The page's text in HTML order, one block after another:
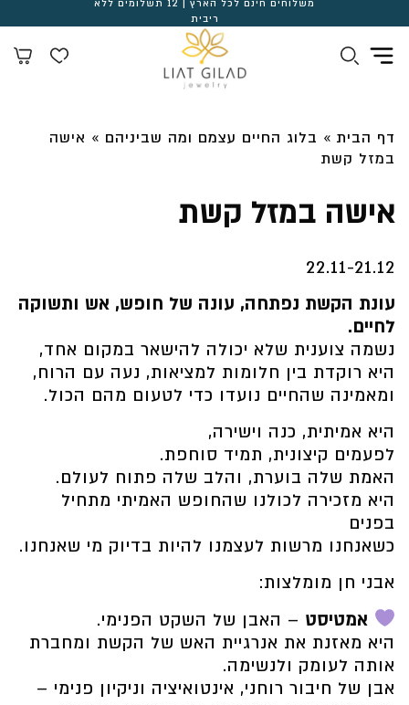
משלוחים חינם לכל הארץ | 12 תשלומים ללא
ריבית
דף הבית » בלוג החיים עצמם ומה שביניהם » אישה
במזל קשת
אישה במזל קשת
22.11-21.12
עונת הקשת נפתחה, עונה של חופש, אש ותשוקה
לחיים.
נשמה צוענית שלא יכולה להישאר במקום אחד,
היא רוקדת בין חלומות למציאות, נעה עם הרוח,
ומאמינה שהחיים נועדו כדי לטעום מהם הכול.
היא אמיתית, כנה וישירה,
לפעמים קיצונית, תמיד סוחפת.
האמת שלה בוערת, והלב שלה פתוח לעולם.
היא מזכירה לכולנו שהחופש האמיתי מתחיל
בפנים
כשאנחנו מרשות לעצמנו להיות בדיוק מי שאנחנו.
אבני חן מומלצות:
אמטיסט – האבן של השקט הפנימי.
היא מאזנת את אנרגיית האש של הקשת ומחברת
אותה לעומק ולנשימה.
אבן של חיבור רוחני, אינטואיציה וניקיון פנימי –